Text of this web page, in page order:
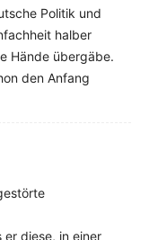
Politik und
halber
Hände übergäbe.
den Anfang
er diese, in einer